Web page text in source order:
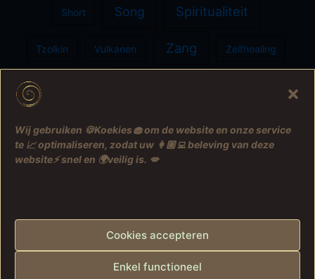
Wij gebruiken 🍪Koekies🧁 om de website en onze service
te 📈 optimaliseren, zodat uw 👩🏼‍💻 beleving van deze
website⚡️ snel en 🌍veilig is. 💋
Cookies accepteren
Enkel functioneel
Short Song Spiritualiteit
Tzolkin Vulkanen Zang Zelfhealing
Felicia de Wilt © 2005-2026
Privacybeleid
Verzoek toegang tot data
Cookiebeleid (EU)
Contact